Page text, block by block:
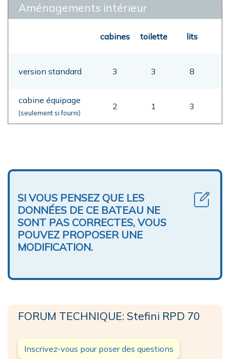
Aménagements intérieur
cabines toilette lits
version standard 3 3 8
cabine équipage
(seulement si fourni)
2 1 3
SI VOUS PENSEZ QUE LES
DONNÉES DE CE BATEAU NE
SONT PAS CORRECTES, VOUS
POUVEZ PROPOSER UNE
MODIFICATION.
FORUM TECHNIQUE: Stefini RPD 70
Inscrivez-vous pour poser des questions